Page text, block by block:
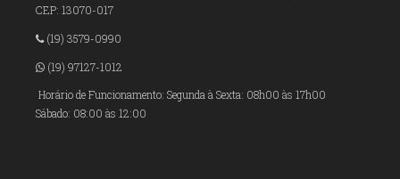
CEP: 13070-017
(19) 3579-0990
(19) 97127-1012
Horário de Funcionamento: Segunda à Sexta: 08h00 às 17h00
Sábado: 08:00 às 12:00